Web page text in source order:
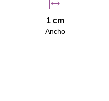
1 cm
Ancho